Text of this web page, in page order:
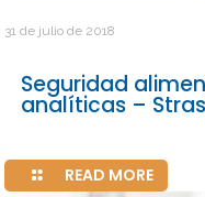
31 de julio de 2018
Seguridad
analíticas –
READ MORE